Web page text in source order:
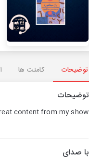
توضیحات کامنت ها
توضیحات
content from my show!
با صدای